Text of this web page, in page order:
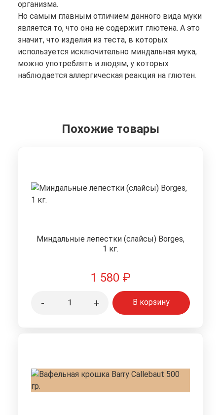
организма.
Но самым главным отличием данного вида муки
является то, что она не содержит глютена. А это
значит, что изделия из теста, в которых
используется исключительно миндальная мука,
можно употреблять и людям, у которых
наблюдается аллергическая реакция на глютен.
Похожие товары
Миндальные лепестки (слайсы) Borges,
1 кг.
1 580 ₽
- + В корзину